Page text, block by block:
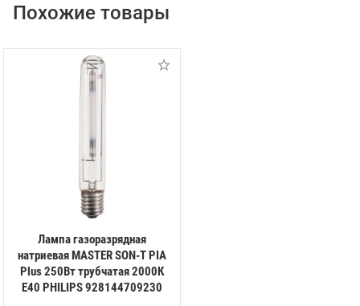
Похожие товары
Лампа газоразрядная
натриевая MASTER SON-T PIA
Plus 250Вт трубчатая 2000К
E40 PHILIPS 928144709230